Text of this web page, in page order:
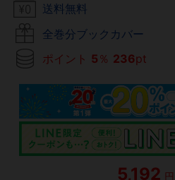
送料無料
全巻分ブックカバー
ポイント 5 ％ 236pt
5,192 円